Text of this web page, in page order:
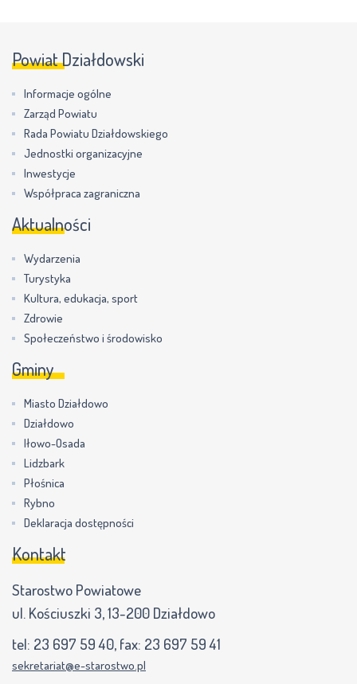
Powiat Działdowski
Informacje ogólne
Zarząd Powiatu
Rada Powiatu Działdowskiego
Jednostki organizacyjne
Inwestycje
Współpraca zagraniczna
Aktualności
Wydarzenia
Turystyka
Kultura, edukacja, sport
Zdrowie
Społeczeństwo i środowisko
Gminy
Miasto Działdowo
Działdowo
Iłowo-Osada
Lidzbark
Płośnica
Rybno
Deklaracja dostępności
Kontakt
Starostwo Powiatowe
ul. Kościuszki 3, 13-200 Działdowo
tel: 23 697 59 40, fax: 23 697 59 41
sekretariat@e-starostwo.pl